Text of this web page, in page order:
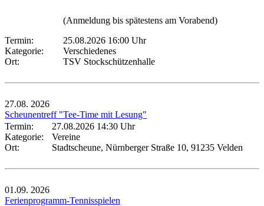
(Anmeldung bis spätestens am Vorabend)
Termin:
25.08.2026 16:00 Uhr
Kategorie:
Verschiedenes
Ort:
TSV Stockschützenhalle
27.08. 2026
Scheunentreff "Tee-Time mit Lesung"
Termin:
27.08.2026 14:30 Uhr
Kategorie:
Vereine
Ort:
Stadtscheune, Nürnberger Straße 10, 91235 Velden
01.09. 2026
Ferienprogramm-Tennisspielen